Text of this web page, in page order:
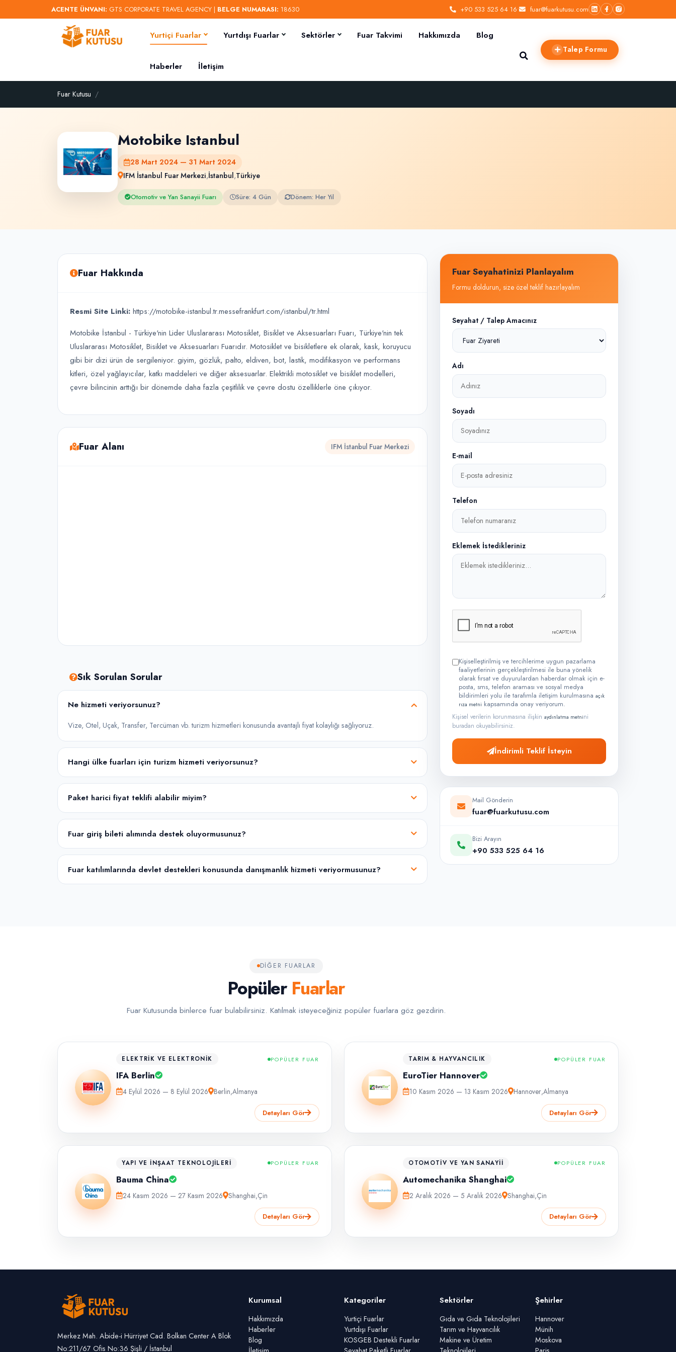
ACENTE ÜNVANI: GTS CORPORATE TRAVEL AGENCY | BELGE NUMARASI: 18630 +90 533 525 64 16• fuar@fuarkutusu.com
Yurtiçi Fuarlar Yurtdışı Fuarlar Sektörler Fuar Takvimi Hakkımızda Blog
Haberler İletişim
Talep Formu
Fuar Kutusu
Motobike Istanbul
28 Mart 2024 — 31 Mart 2024
IFM İstanbul Fuar Merkezi,İstanbul,Türkiye
Otomotiv ve Yan Sanayii Fuarı Süre: 4 Gün Dönem: Her Yıl
Fuar Hakkında
Resmi Site Linki: https://motobike-istanbul.tr.messefrankfurt.com/istanbul/tr.html
Motobike İstanbul - Türkiye'nin Lider Uluslararası Motosiklet, Bisiklet ve Aksesuarları Fuarı, Türkiye'nin tek
Uluslararası Motosiklet, Bisiklet ve Aksesuarları Fuarıdır. Motosiklet ve bisikletlere ek olarak, kask, koruyucu
gibi bir dizi ürün de sergileniyor. giyim, gözlük, palto, eldiven, bot, lastik, modifikasyon ve performans
kitleri, özel yağlayıcılar, katkı maddeleri ve diğer aksesuarlar. Elektrikli motosiklet ve bisiklet modelleri,
çevre bilincinin arttığı bir dönemde daha fazla çeşitlilik ve çevre dostu özelliklerle öne çıkıyor.
Fuar Alanı IFM İstanbul Fuar Merkezi
Sık Sorulan Sorular
Ne hizmeti veriyorsunuz?
Vize, Otel, Uçak, Transfer, Tercüman vb. turizm hizmetleri konusunda avantajlı fiyat kolaylığı sağlıyoruz.
Hangi ülke fuarları için turizm hizmeti veriyorsunuz?
Paket harici fiyat teklifi alabilir miyim?
Fuar giriş bileti alımında destek oluyormusunuz?
Fuar katılımlarında devlet destekleri konusunda danışmanlık hizmeti veriyormusunuz?
Fuar Seyahatinizi Planlayalım
Formu doldurun, size özel teklif hazırlayalım
Seyahat / Talep Amacınız
Adı
Soyadı
E-mail
Telefon
Eklemek İstedikleriniz
Kişiselleştirilmiş ve tercihlerime uygun pazarlama
faaliyetlerinin gerçekleştirilmesi ile buna yönelik
olarak fırsat ve duyurulardan haberdar olmak için e-
posta, sms, telefon araması ve sosyal medya
bildirimleri yolu ile tarafımla iletişim kurulmasına açık
rıza metni kapsamında onay veriyorum.
Kişisel verilerin korunmasına ilişkin aydınlatma metnini
buradan okuyabilirsiniz.
İndirimli Teklif İsteyin
Mail Gönderin
fuar@fuarkutusu.com
Bizi Arayın
+90 533 525 64 16
DIĞER FUARLAR
Popüler Fuarlar
Fuar Kutusunda binlerce fuar bulabilirsiniz. Katılmak isteyeceğiniz popüler fuarlara göz gezdirin.
ELEKTRIK VE ELEKTRONIK POPÜLER FUAR
IFA Berlin
4 Eylül 2026 — 8 Eylül 2026 Berlin,Almanya
Detayları Gör
TARIM & HAYVANCILIK POPÜLER FUAR
EuroTier Hannover
10 Kasım 2026 — 13 Kasım 2026 Hannover,Almanya
Detayları Gör
YAPI VE İNŞAAT TEKNOLOJILERI POPÜLER FUAR
Bauma China
24 Kasım 2026 — 27 Kasım 2026 Shanghai,Çin
Detayları Gör
OTOMOTIV VE YAN SANAYII POPÜLER FUAR
Automechanika Shanghai
2 Aralık 2026 — 5 Aralık 2026 Shanghai,Çin
Detayları Gör
Merkez Mah. Abide-i Hürriyet Cad. Bolkan Center A Blok
No:211/67 Ofis No:36 Şişli / İstanbul
Kurumsal
Hakkımızda
Haberler
Blog
Kategoriler
Yurtiçi Fuarlar
Yurtdışı Fuarlar
KOSGEB Destekli Fuarlar
Sektörler
Gıda ve Gıda Teknolojileri
Tarım ve Hayvancılık
Makine ve Üretim
Şehirler
Hannover
Münih
Moskova